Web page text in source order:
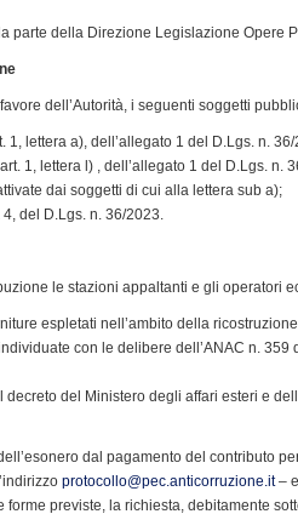
d
l
y
parte della Direzione Legislazione Opere
dell’Autorità, i seguenti soggetti
1, lettera a), dell’allegato 1 del D.Lgs. n.
1, lettera l) , dell’allegato 1 del D.Lgs. n.
dai soggetti di cui alla lettera sub a);
del D.Lgs. n. 36/2023.
le stazioni appaltanti e gli operatori
espletati nell’ambito della
con le delibere dell’ANAC n.
del Ministero degli affari esteri e
dal pagamento del contributo
protocollo@pec.anticorruzione.it–
previste, la richiesta, debitamente